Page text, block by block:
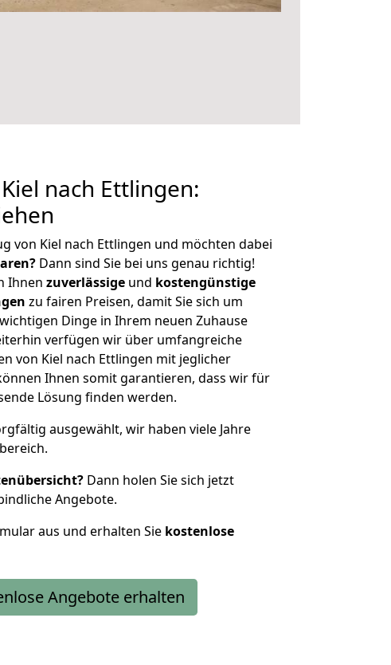
nach Ettlingen:
von Kiel nach Ettlingen und möchten dabei
Dann sind Sie bei uns genau richtig!
Ihnen zuverlässige und kostengünstige
zu fairen Preisen, damit Sie sich um
Dinge in Ihrem neuen Zuhause
verfügen wir über umfangreiche
von Kiel nach Ettlingen mit jeglicher
Ihnen somit garantieren, dass wir für
Lösung finden werden.
ausgewählt, wir haben viele Jahre
Dann holen Sie sich jetzt
Angebote.
aus und erhalten Sie kostenlose
Angebote erhalten